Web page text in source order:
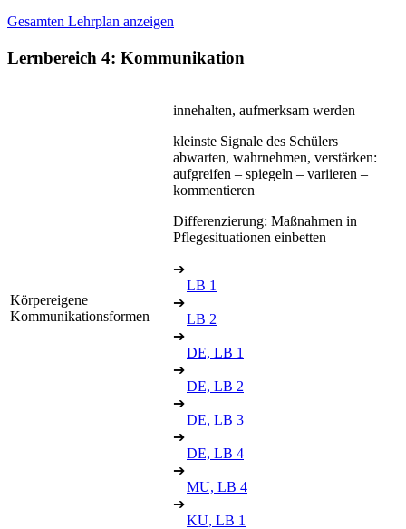
Gesamten Lehrplan anzeigen
Lernbereich 4: Kommunikation
Körpereigene
Kommunikationsformen
innehalten, aufmerksam werden
kleinste Signale des Schülers
abwarten, wahrnehmen, verstärken:
aufgreifen – spiegeln – variieren –
kommentieren
Differenzierung: Maßnahmen in
Pflegesituationen einbetten
➔
LB 1
➔
LB 2
➔
DE, LB 1
➔
DE, LB 2
➔
DE, LB 3
➔
DE, LB 4
➔
MU, LB 4
➔
KU, LB 1